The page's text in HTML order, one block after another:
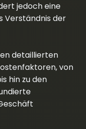
jedoch eine
Verständnis der
detaillierten
von
hin zu den